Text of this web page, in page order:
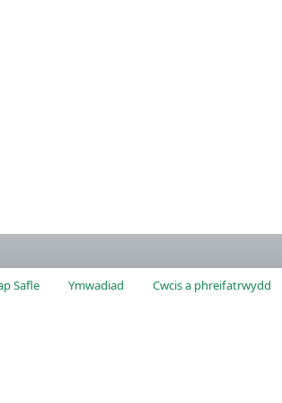
Safle
Ymwadiad Cwcis a phreifatrwydd